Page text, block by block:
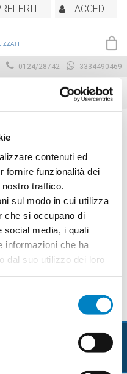
contenuti ed
fornire funzionalità dei
traffico.
sul modo in cui utilizza
che si occupano di
social media, i quali
informazioni che ha
dal suo utilizzo dei loro
ACCEDI
0124/28742 3334490469